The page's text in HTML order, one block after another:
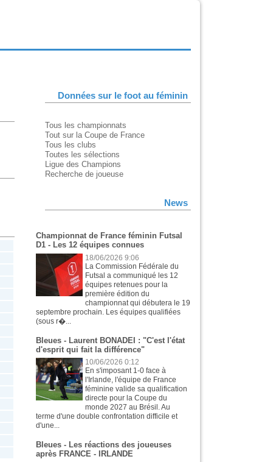
Données sur le foot au féminin
Tous les championnats
Tout sur la Coupe de France
Tous les clubs
Toutes les sélections
Ligue des Champions
Recherche de joueuse
News
Championnat de France féminin Futsal
D1 - Les 12 équipes connues
18/06/2026 9:06
La Commission Fédérale du
Futsal a communiqué les 12
équipes retenues pour la
première édition du
championnat qui débutera le 19
septembre prochain. Les équipes qualifiées
(sous r�...
Bleues - Laurent BONADEI : "C'est l'état
d'esprit qui fait la différence"
10/06/2026 0:12
En s'imposant 1-0 face à
l'Irlande, l'équipe de France
féminine valide sa qualification
directe pour la Coupe du
monde 2027 au Brésil. Au
terme d'une double confrontation difficile et
d'une...
Bleues - Les réactions des joueuses
après FRANCE - IRLANDE